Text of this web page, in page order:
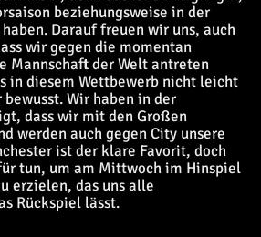
beziehungsweise in der
Darauf freuen wir uns, auch
wir gegen die momentan
Mannschaft der Welt antreten
in diesem Wettbewerb nicht leicht
Wir haben in der
dass wir mit den Großen
werden auch gegen City unsere
ist der klare Favorit, doch
tun, um am Mittwoch im Hinspiel
erzielen, das uns alle
Rückspiel lässt.